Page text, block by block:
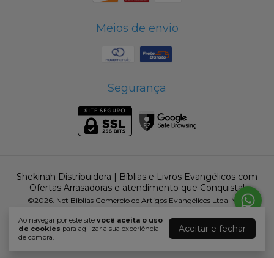
Ao navegar por este site você aceita o uso
de cookies para agilizar a sua experiência
de compra.
Aceitar e fechar
Meios de envio
Segurança
Shekinah Distribuidora | Bíblias e Livros Evangélicos com
Ofertas Arrasadoras e atendimento que Conquista!
©2026. Net Biblias Comercio de Artigos Evangélicos Ltda-Me -